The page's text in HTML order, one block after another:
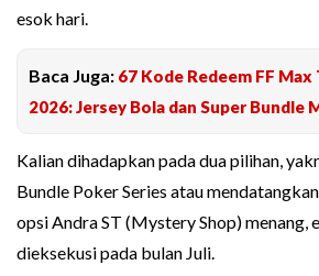
esok hari.
Baca Juga: 67 Kode Redeem FF Max
2026: Jersey Bola dan Super Bundle
Kalian dihadapkan pada dua pilihan,
Bundle Poker Series atau
opsi Andra ST (Mystery Shop) menang,
dieksekusi pada bulan Juli.